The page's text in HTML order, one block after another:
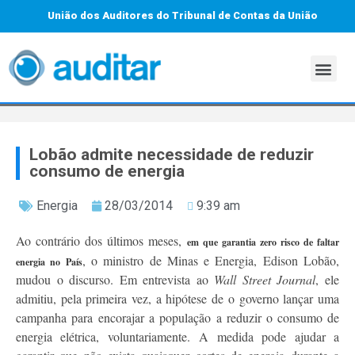
União dos Auditores do Tribunal de Contas da União
Lobão admite necessidade de reduzir
consumo de energia
Energia 28/03/2014 9:39 am
Ao contrário dos últimos meses, em que garantia zero risco de faltar
energia no País, o ministro de Minas e Energia, Edison Lobão,
mudou o discurso. Em entrevista ao Wall Street Journal, ele
admitiu, pela primeira vez, a hipótese de o governo lançar uma
campanha para encorajar a população a reduzir o consumo de
energia elétrica, voluntariamente. A medida pode ajudar a